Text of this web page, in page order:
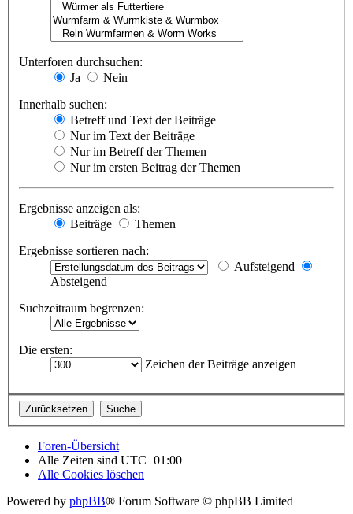
Unterforen durchsuchen:
Ja
Nein
Innerhalb suchen:
Betreff und Text der Beiträge
Nur im Text der Beiträge
Nur im Betreff der Themen
Nur im ersten Beitrag der Themen
Ergebnisse anzeigen als:
Beiträge
Themen
Ergebnisse sortieren nach:
Aufsteigend
Absteigend
Suchzeitraum begrenzen:
Die ersten:
Zeichen der Beiträge anzeigen
Foren-Übersicht
Alle Zeiten sind UTC+01:00
Alle Cookies löschen
Powered by phpBB® Forum Software © phpBB Limited